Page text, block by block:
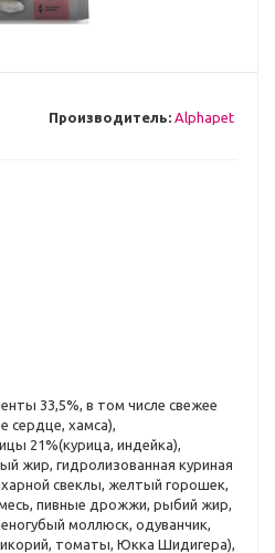
Производитель: Alphapet
33,5%, в том числе свежее
сердце, хамса),
21%(курица, индейка),
жир, гидролизованная куриная
свеклы, желтый горошек,
пивные дрожжи, рыбий жир,
моллюск, одуванчик,
томаты, Юкка Шидигера),